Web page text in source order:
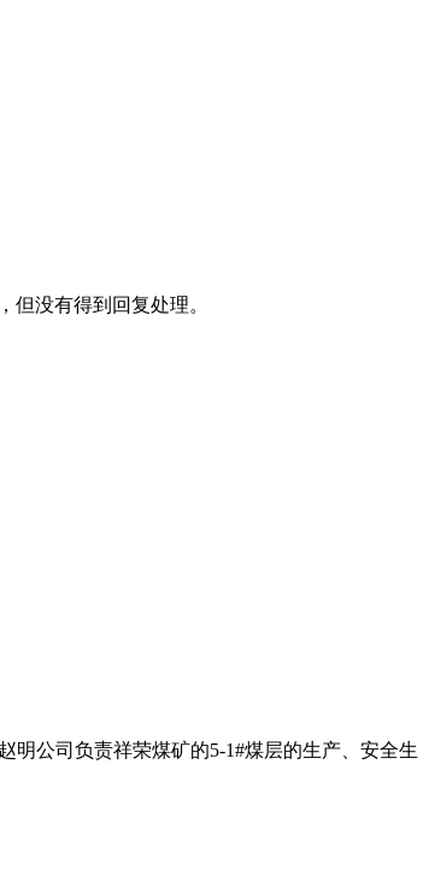
没有得到回复处理。
明公司负责祥荣煤矿的5-1#煤层的生产、安全生